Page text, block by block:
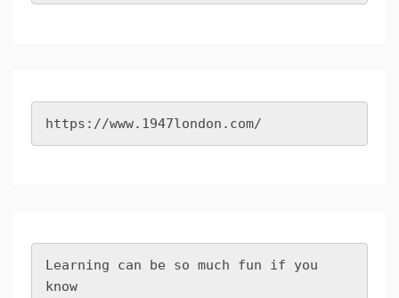
https://www.1947london.com/
Learning can be so much fun if you